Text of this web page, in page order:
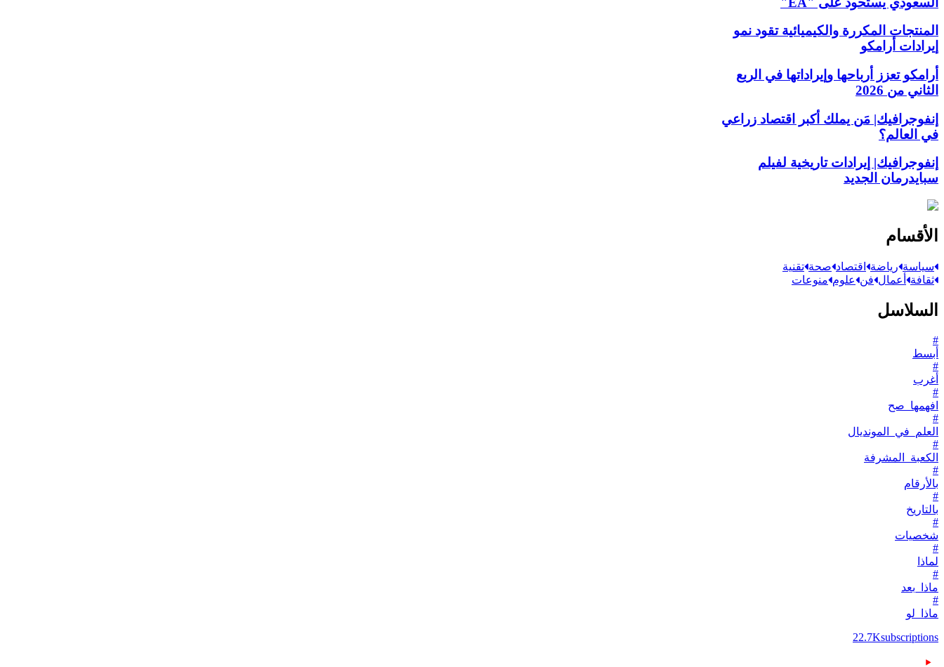
المنتجات المكررة والكيميائية تقود نمو
إيرادات أرامكو
أرامكو تعزز أرباحها وإيراداتها في الربع
الثاني من 2026
إنفوجرافيك| مَن يملك أكبر اقتصاد زراعي
في العالم؟
إنفوجرافيك| إيرادات تاريخية لفيلم
سبايدرمان الجديد
الأقسام
سياسة رياضة اقتصاد صحة تقنية
ثقافة
أعمال فن علوم منوعات
السلاسل
#
أبسط
#
أغرب
#
افهمها_صح
#
العلم_في_المونديال
#
الكعبة_المشرفة
#
بالأرقام
#
بالتاريخ
#
شخصيات
#
لماذا
#
ماذا_بعد
#
ماذا_لو
22.7Ksubscriptions